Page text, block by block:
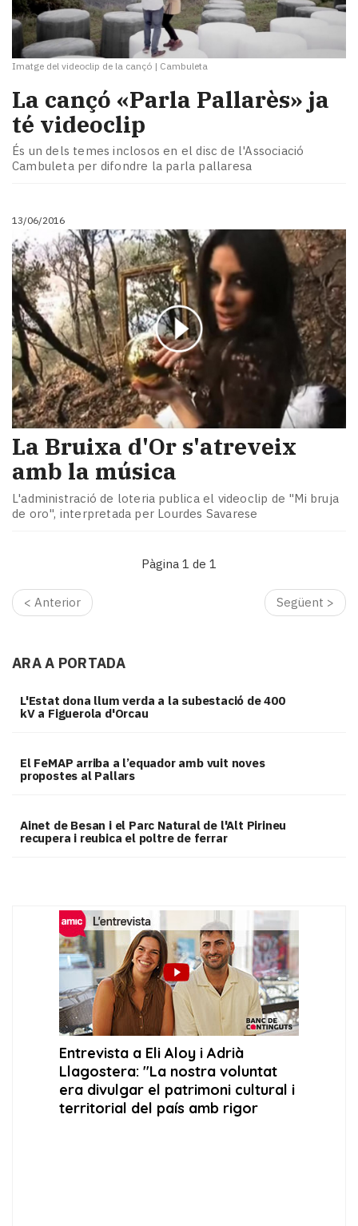
Imatge del videoclip de la cançó | Cambuleta
La cançó «Parla Pallarès» ja
té videoclip
És un dels temes inclosos en el disc de l'Associació
Cambuleta per difondre la parla pallaresa
13/06/2016
La Bruixa d'Or s'atreveix
amb la música
L'administració de loteria publica el videoclip de "Mi bruja
de oro", interpretada per Lourdes Savarese
Pàgina 1 de 1
< Anterior Següent >
ARA A PORTADA
L'Estat dona llum verda a la subestació de 400
kV a Figuerola d'Orcau
El FeMAP arriba a l’equador amb vuit noves
propostes al Pallars
Ainet de Besan i el Parc Natural de l'Alt Pirineu
recupera i reubica el poltre de ferrar